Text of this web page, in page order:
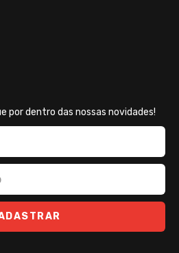
por dentro das nossas novidades!